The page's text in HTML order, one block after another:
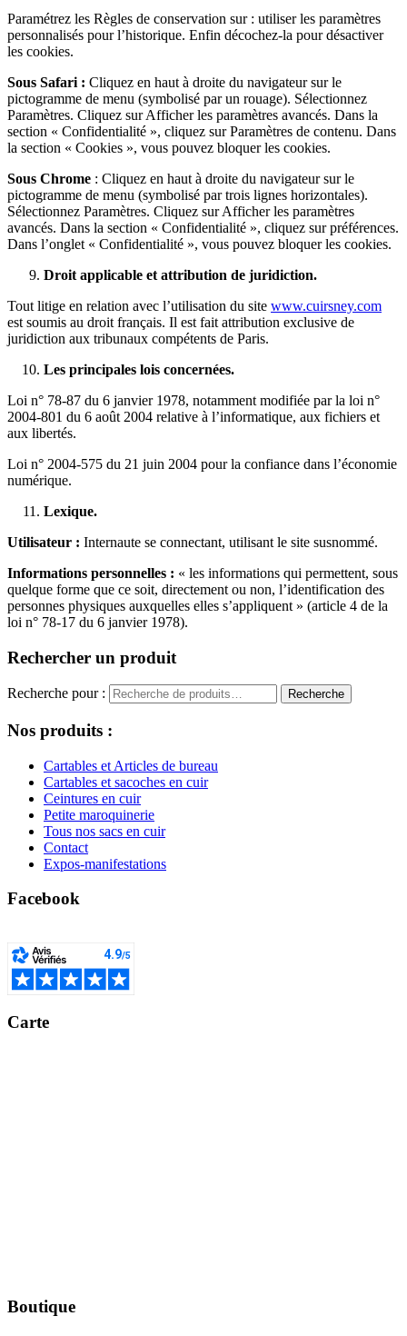
Paramétrez les Règles de conservation sur : utiliser les paramètres
personnalisés pour l’historique. Enfin décochez-la pour désactiver
les cookies.
Sous Safari : Cliquez en haut à droite du navigateur sur le
pictogramme de menu (symbolisé par un rouage). Sélectionnez
Paramètres. Cliquez sur Afficher les paramètres avancés. Dans la
section « Confidentialité », cliquez sur Paramètres de contenu. Dans
la section « Cookies », vous pouvez bloquer les cookies.
Sous Chrome : Cliquez en haut à droite du navigateur sur le
pictogramme de menu (symbolisé par trois lignes horizontales).
Sélectionnez Paramètres. Cliquez sur Afficher les paramètres
avancés. Dans la section « Confidentialité », cliquez sur préférences.
Dans l’onglet « Confidentialité », vous pouvez bloquer les cookies.
Droit applicable et attribution de juridiction.
Tout litige en relation avec l’utilisation du site www.cuirsney.com
est soumis au droit français. Il est fait attribution exclusive de
juridiction aux tribunaux compétents de Paris.
Les principales lois concernées.
Loi n° 78-87 du 6 janvier 1978, notamment modifiée par la loi n°
2004-801 du 6 août 2004 relative à l’informatique, aux fichiers et
aux libertés.
Loi n° 2004-575 du 21 juin 2004 pour la confiance dans l’économie
numérique.
Lexique.
Utilisateur : Internaute se connectant, utilisant le site susnommé.
Informations personnelles : « les informations qui permettent, sous
quelque forme que ce soit, directement ou non, l’identification des
personnes physiques auxquelles elles s’appliquent » (article 4 de la
loi n° 78-17 du 6 janvier 1978).
Rechercher un produit
Recherche pour : Recherche
Nos produits :
Cartables et Articles de bureau
Cartables et sacoches en cuir
Ceintures en cuir
Petite maroquinerie
Tous nos sacs en cuir
Contact
Expos-manifestations
Facebook
Carte
Boutique